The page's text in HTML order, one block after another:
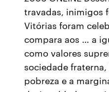
travadas, inimigos
Vitórias foram
compara aos … a
como valores
sociedade
pobreza e a